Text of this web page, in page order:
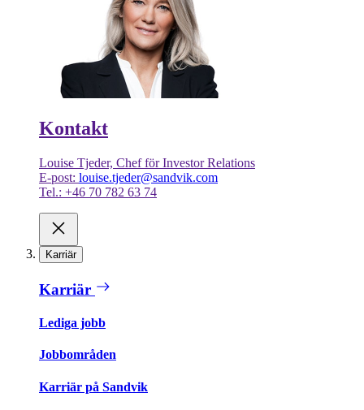
Kontakt
Louise Tjeder, Chef för Investor Relations
E-post: louise.tjeder@sandvik.com
Tel.: +46 70 782 63 74
Karriär
Karriär
Lediga jobb
Jobbområden
Karriär på Sandvik